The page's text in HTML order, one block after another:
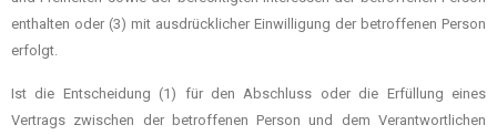
enthalten oder (3) mit ausdrücklicher Einwilligung der betroffenen Person
erfolgt.
Ist die Entscheidung (1) für den Abschluss oder die Erfüllung eines
Vertrags zwischen der betroffenen Person und dem Verantwortlichen